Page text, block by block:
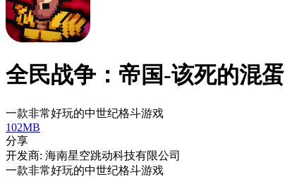
全民战争：帝国-该死的混蛋
一款非常好玩的中世纪格斗游戏
102MB
分享
开发商: 海南星空跳动科技有限公司
一款非常好玩的中世纪格斗游戏